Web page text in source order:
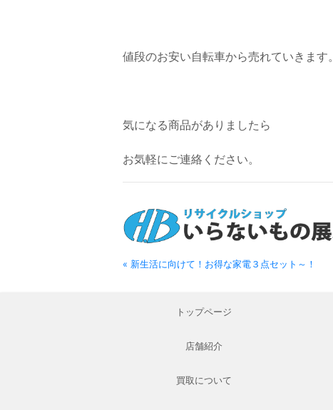
値段のお安い自転車から売れていきます。
気になる商品がありましたら
お気軽にご連絡ください。
« 新生活に向けて！お得な家電３点セット～！
トップページ
店舗紹介
買取について